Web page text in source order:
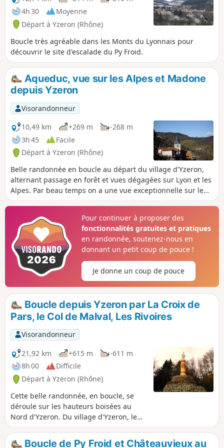
4h 30
Moyenne
Départ à Yzeron (Rhône)
Boucle très agréable dans les Monts du Lyonnais pour
découvrir le site d'escalade du Py Froid.
Aqueduc, vue sur les Alpes et Madone
depuis Yzeron
Visorandonneur
10,49 km
+269 m
-268 m
3h 45
Facile
Départ à Yzeron (Rhône)
Belle randonnée en boucle au départ du village d'Yzeron,
alternant passage en forêt et vues dégagées sur Lyon et les
Alpes. Par beau temps on a une vue exceptionnelle sur le
massif alpin : on peut aisément reconnaitre le Mont Blanc,
(pour les connaisseurs) la Meije ! Vous cheminerez en partie
sur l'ancien aqueduc (enterré) d'Yzeron qui alimentait Lyon
en eau à l'époque gallo-romaine (panneaux descriptifs très
bien faits sur le parcours).
Pour continuer à proposer des
fonctionnalités gratuites et pratiques
en randonnée, soutenez-nous en
donnant un petit coup de pouce !
Je donne un coup de pouce
Boucle depuis Yzeron par La Croix de
Pars, le Col de Malval, Les Rivoires
Visorandonneur
21,92 km
+615 m
-611 m
8h 00
Difficile
Départ à Yzeron (Rhône)
Cette belle randonnée, en boucle, se
déroule sur les hauteurs boisées au
Nord d'Yzeron. Du village d'Yzeron, le
circuit, entièrement balisé, passe par le
Lac du Ronzey et, à la suite de la
Boucle de Py Froid et Châteauvieux au